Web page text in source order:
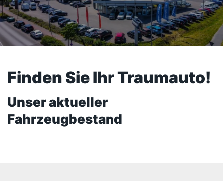
Finden Sie Ihr Traumauto!
Unser aktueller
Fahrzeugbestand